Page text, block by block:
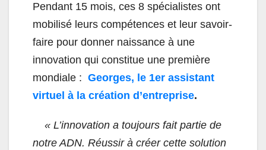
Pendant 15 mois, ces 8 spécialistes ont
mobilisé leurs compétences et leur savoir-
faire pour donner naissance à une
innovation qui constitue une première
mondiale : Georges, le 1er assistant
virtuel à la création d’entreprise.
« L’innovation a toujours fait partie de
notre ADN. Réussir à créer cette solution